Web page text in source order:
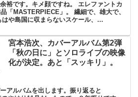
裕です。キメ顔ですね。 エレファントカ
「MASTERPIECE」。 繊細で、雄大で、
や島国に収まらないスケール、
宮本浩次、カバーアルバム第2弾
「秋の日に」とソロライブの映像
化が決定。あと「スッキリ」。
アルバムを出します。振り返ると